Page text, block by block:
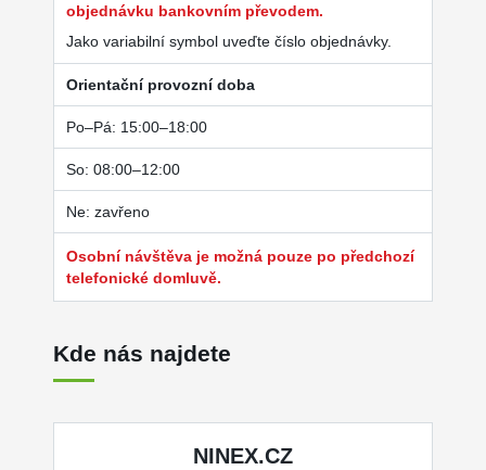
objednávku bankovním převodem.
Jako variabilní symbol uveďte číslo objednávky.
Orientační provozní doba
Po–Pá: 15:00–18:00
So: 08:00–12:00
Ne: zavřeno
Osobní návštěva je možná pouze po předchozí
telefonické domluvě.
Kde nás najdete
NINEX.CZ